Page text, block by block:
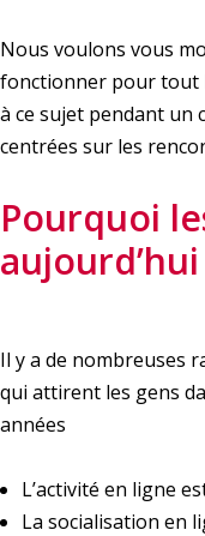
Nous voulons vous
fonctionner pour tout
à ce sujet pendant un
centrées sur les
Pourquoi
aujourd’hui
Il y a de nombreuses
qui attirent les gens
années
L’activité en ligne
La socialisation en